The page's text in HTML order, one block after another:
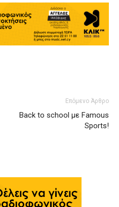
Επόμενο Άρθρο
Back to school με Famous
Sports!